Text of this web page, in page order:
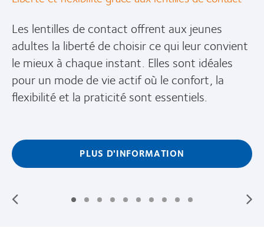
Les lentilles de contact offrent aux jeunes
adultes la liberté de choisir ce qui leur convient
le mieux à chaque instant. Elles sont idéales
pour un mode de vie actif où le confort, la
flexibilité et la praticité sont essentiels.
PLUS D'INFORMATION